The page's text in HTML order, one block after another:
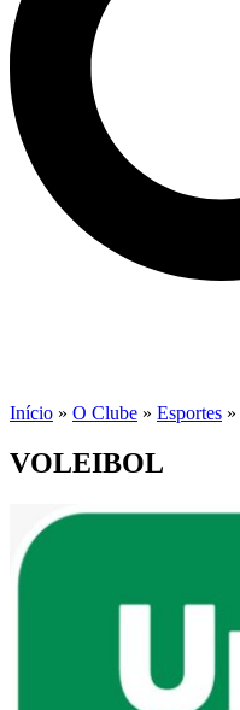
Início » O Clube » Esportes »
VOLEIBOL